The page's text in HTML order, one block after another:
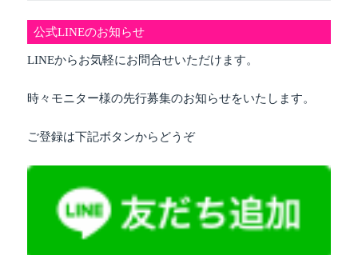
公式LINEのお知らせ
LINEからお気軽にお問合せいただけます。
時々モニター様の先行募集のお知らせをいたします。
ご登録は下記ボタンからどうぞ